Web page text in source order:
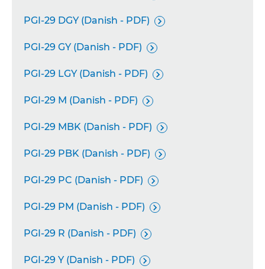
PGI-29 DGY (Danish - PDF) 
PGI-29 GY (Danish - PDF) 
PGI-29 LGY (Danish - PDF) 
PGI-29 M (Danish - PDF) 
PGI-29 MBK (Danish - PDF) 
PGI-29 PBK (Danish - PDF) 
PGI-29 PC (Danish - PDF) 
PGI-29 PM (Danish - PDF) 
PGI-29 R (Danish - PDF) 
PGI-29 Y (Danish - PDF) 